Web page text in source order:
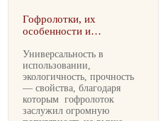
Гофролотки, их
особенности и
Универсальность в
использовании,
экологичность, прочность
— свойства, благодаря
которым гофролоток
заслужил огромную